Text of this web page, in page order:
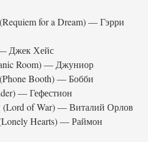
for a Dream) — Гэрри
Джек Хейс
Room) — Джуниор
Booth) — Бобби
— Гефестион
of War) — Виталий Орлов
Hearts) — Раймон